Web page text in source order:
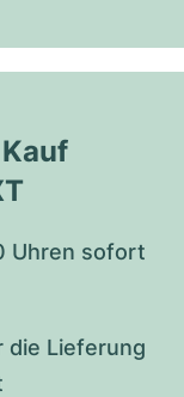
Uhren sofort
die Lieferung